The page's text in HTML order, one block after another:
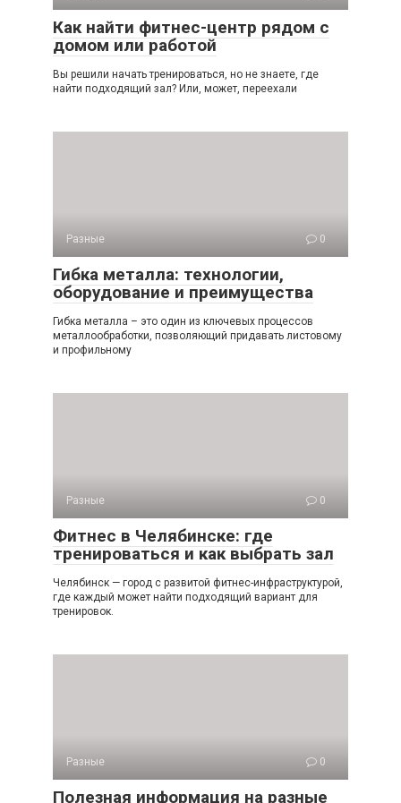
Как найти фитнес-центр рядом с
домом или работой
Вы решили начать тренироваться, но не знаете, где
найти подходящий зал? Или, может, переехали
Разные 0
Гибка металла: технологии,
оборудование и преимущества
Гибка металла – это один из ключевых процессов
металлообработки, позволяющий придавать листовому
и профильному
Разные 0
Фитнес в Челябинске: где
тренироваться и как выбрать зал
Челябинск — город с развитой фитнес-инфраструктурой,
где каждый может найти подходящий вариант для
тренировок.
Разные 0
Полезная информация на разные